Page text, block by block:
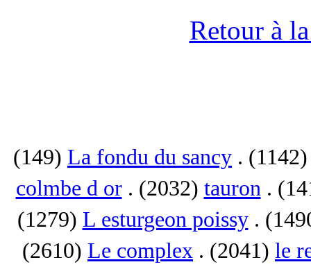
Retour à
(149) La fondu du sancy . (1142)
colmbe d or. (2032) tauron.
(1279) L esturgeon poissy.
(2610) Le complex . (2041) le